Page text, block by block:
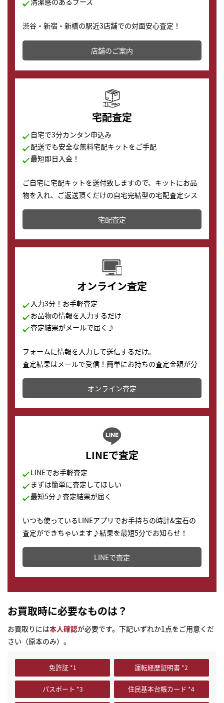
渋谷・新宿・新橋の駅近3店舗での対面安心査定！
店舗を併設しており、下取りに出してお得に新しい時計
の購入もできます♪
店舗のご案内
宅配査定
自宅で3分カンタン申込み
配送でも安全な無料宅配キットをご手配
最短即日入金！
ご自宅に宅配キットを送付致しますので、キットにお品
物を入れ、ご返送頂くだけの自宅完結型の宅配査定シス
テムです。
配送でも簡単&安全に査定・買取に出すことが可能で
す。
宅配査定
オンライン査定
入力3分！お手軽査定
お品物の情報を入力するだけ
査定結果がメールで届く♪
フォームに情報を入力して送信するだけ。
査定結果はメールで受信！簡単にお持ちの査定金額が分
かります。
オンライン査定
LINEで査定
LINEでお手軽査定
まずは簡単に査定してほしい
最短5分♪査定結果が届く
いつも使っているLINEアプリでお手持ちの時計&宝石の
査定ができちゃいます♪結果を最短5分でお知らせ！
どこからでもすぐに査定金額を知ることが出来ます。
LINEで査定
お買取時に必要なものは？
お買取りには本人確認が必要です。下記いずれか1点をご用意くだ
さい（原本のみ）。
免許証 運転経歴証明書
パスポート 住民基本台帳カード